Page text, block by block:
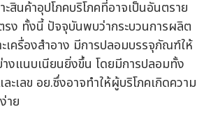
สินค้าอุปโภคบริโภคที่อาจเป็นอันตราย
รง ทั้งนี้ ปัจจุบันพบว่ากระบวนการผลิต
เครื่องสำอาง มีการปลอมบรรจุภัณฑ์ให้
งแนบเนียนยิ่งขึ้น โดยมีการปลอมทั้ง
ะเลข อย.ซึ่งอาจทำให้ผู้บริโภคเกิดความ
าย